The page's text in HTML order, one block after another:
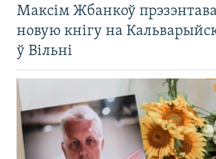
Максім Жбанкоў
новую кнігу на
ў Вільні